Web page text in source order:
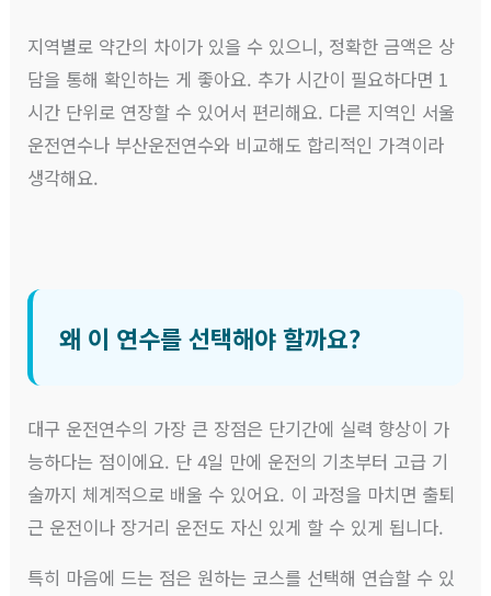
지역별로 약간의 차이가 있을 수 있으니, 정확한 금액은 상
담을 통해 확인하는 게 좋아요. 추가 시간이 필요하다면 1
시간 단위로 연장할 수 있어서 편리해요. 다른 지역인 서울
운전연수나 부산운전연수와 비교해도 합리적인 가격이라
생각해요.
왜 이 연수를 선택해야 할까요?
대구 운전연수의 가장 큰 장점은 단기간에 실력 향상이 가
능하다는 점이에요. 단 4일 만에 운전의 기초부터 고급 기
술까지 체계적으로 배울 수 있어요. 이 과정을 마치면 출퇴
근 운전이나 장거리 운전도 자신 있게 할 수 있게 됩니다.
특히 마음에 드는 점은 원하는 코스를 선택해 연습할 수 있